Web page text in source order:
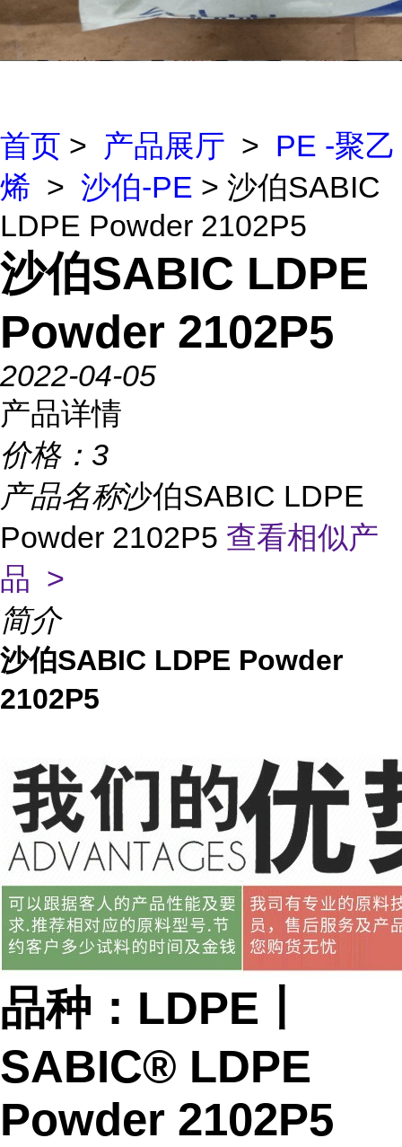
首页 > 产品展厅 > PE -聚乙
烯 > 沙伯-PE > 沙伯SABIC
LDPE Powder 2102P5
沙伯SABIC LDPE
Powder 2102P5
2022-04-05
产品详情
价格： 3
产品名称沙伯SABIC LDPE
Powder 2102P5 查看相似产
品 >
简介
沙伯SABIC LDPE Powder
2102P5
品种：LDPE丨
SABIC® LDPE
Powder 2102P5